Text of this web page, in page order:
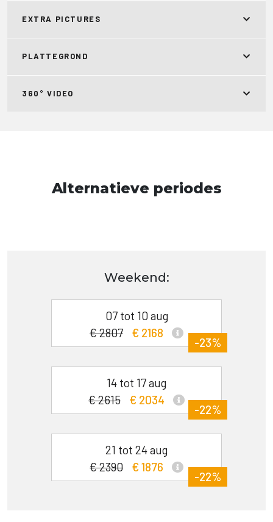
EXTRA PICTURES
PLATTEGROND
360° VIDEO
Alternatieve periodes
Weekend:
07 tot 10 aug
€ 2807
€ 2168
-23%
14 tot 17 aug
€ 2615
€ 2034
-22%
21 tot 24 aug
€ 2390
€ 1876
-22%